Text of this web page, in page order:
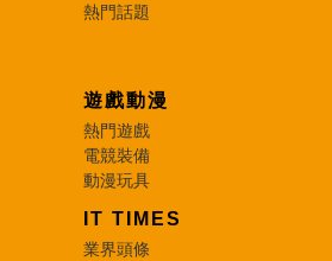
熱門話題
遊戲動漫
熱門遊戲
電競裝備
動漫玩具
IT TIMES
業界頭條